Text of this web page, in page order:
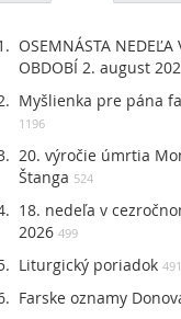
OSEMNÁSTA NEDEĽA
OBDOBÍ 2. august
Myšlienka pre pána
1196
20. výročie úmrtia
Štanga 524
18. nedeľa v
2026 499
Liturgický poriadok 491
Farske oznamy